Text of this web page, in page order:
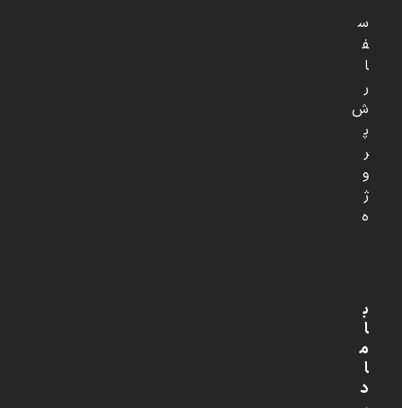
س
ف
ا
ر
ش
پ
ر
و
ژ
ه
ب
ا
م
ا
د